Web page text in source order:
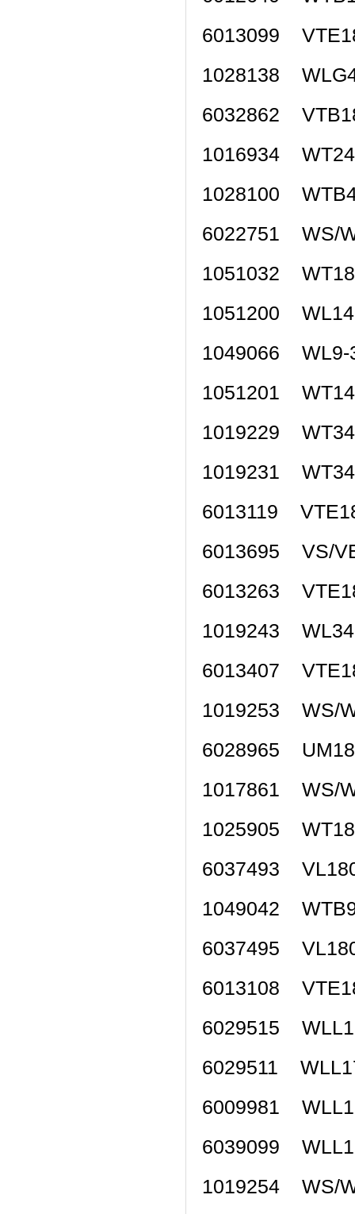
6013099
1028138
6032862
1016934
1028100
6022751 WS/
1051032
1051200
1049066
1051201
1019229
1019231
6013119
6013695 VS/
6013263
1019243
6013407
1019253 WS/
6028965
1017861 WS/
1025905
6037493
1049042
6037495
6013108
6029515
6029511
6009981
6039099
1019254 WS/